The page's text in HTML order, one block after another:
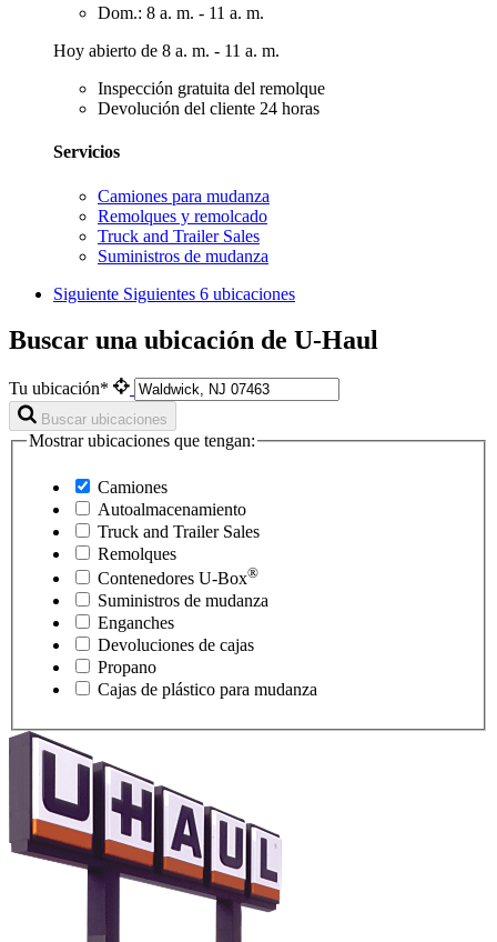
Dom.: 8 a. m. - 11 a. m.
Hoy abierto de 8 a. m. - 11 a. m.
Inspección gratuita del remolque
Devolución del cliente 24 horas
Servicios
Camiones para mudanza
Remolques y remolcado
Truck and Trailer Sales
Suministros de mudanza
Siguiente Siguientes 6 ubicaciones
Buscar una ubicación de U-Haul
Tu ubicación*
Buscar ubicaciones
Mostrar ubicaciones que tengan:
Camiones
Autoalmacenamiento
Truck and Trailer Sales
Remolques
Contenedores U-Box®
Suministros de mudanza
Enganches
Devoluciones de cajas
Propano
Cajas de plástico para mudanza